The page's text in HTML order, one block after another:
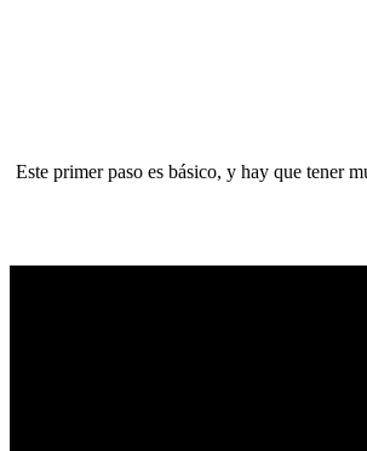
Este primer paso es básico, y hay que tener